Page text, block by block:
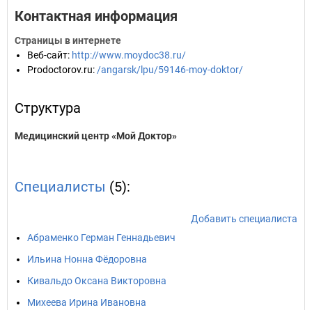
Контактная информация
Страницы в интернете
Веб-сайт: http://www.moydoc38.ru/
Prodoctorov.ru: /angarsk/lpu/59146-moy-doktor/
Структура
Медицинский центр «Мой Доктор»
Специалисты (5):
Добавить специалиста
Абраменко Герман Геннадьевич
Ильина Нонна Фёдоровна
Кивальдо Оксана Викторовна
Михеева Ирина Ивановна